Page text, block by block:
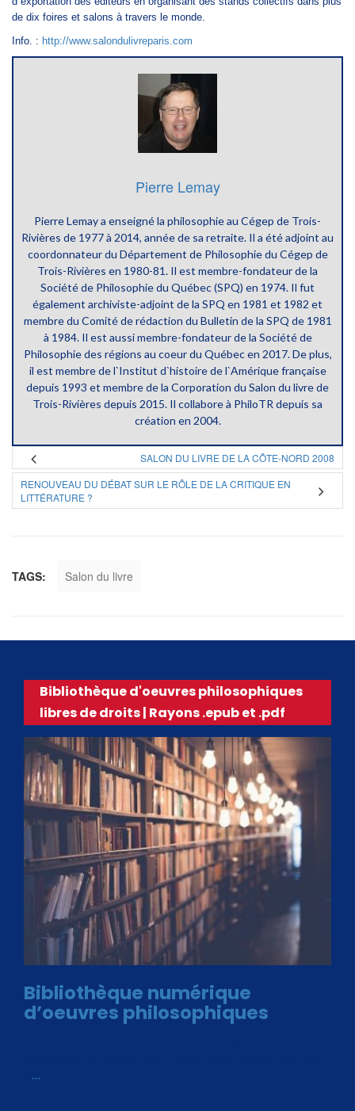
de dix foires et salons à travers le monde.
Info. : http://www.salondulivreparis.com
Pierre Lemay
Pierre Lemay a enseigné la philosophie au Cégep de Trois-
Rivières de 1977 à 2014, année de sa retraite. Il a été adjoint au
coordonnateur du Département de Philosophie du Cégep de
Trois-Rivières en 1980-81. Il est membre-fondateur de la
Société de Philosophie du Québec (SPQ) en 1974. Il fut
également archiviste-adjoint de la SPQ en 1981 et 1982 et
membre du Comité de rédaction du Bulletin de la SPQ de 1981
à 1984. Il est aussi membre-fondateur de la Société de
Philosophie des régions au coeur du Québec en 2017. De plus,
il est membre de l`Institut d`histoire de l`Amérique française
depuis 1993 et membre de la Corporation du Salon du livre de
Trois-Rivières depuis 2015. Il collabore à PhiloTR depuis sa
création en 2004.
SALON DU LIVRE DE LA CÔTE-NORD 2008
RENOUVEAU DU DÉBAT SUR LE RÔLE DE LA CRITIQUE EN
LITTÉRATURE ?
TAGS: Salon du livre
Bibliothèque d'oeuvres philosophiques
libres de droits | Rayons .epub et .pdf
Bibliothèque numérique
d’oeuvres philosophiques
…